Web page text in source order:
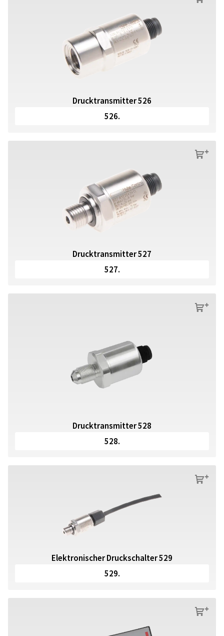
Drucktransmitter 526
526.
s
Drucktransmitter 527
527.
s
Drucktransmitter 528
528.
s
Elektronischer Druckschalter 529
529.
s